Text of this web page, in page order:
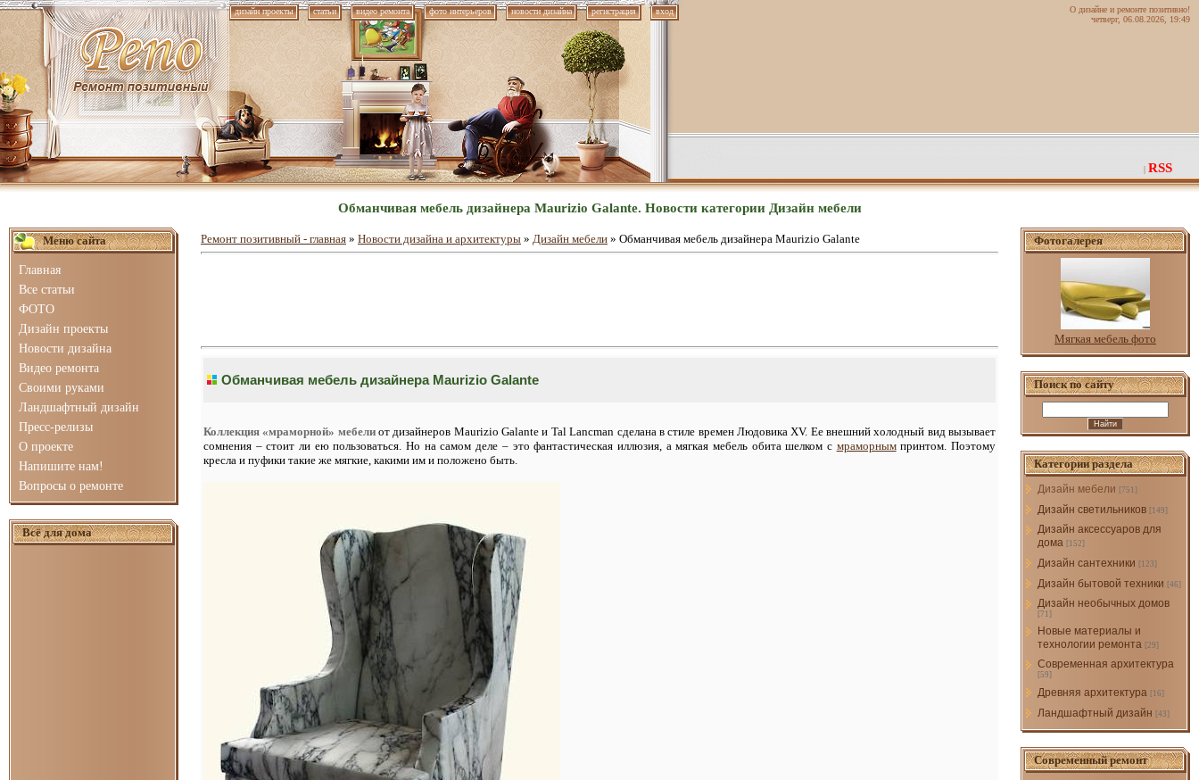
дизайн проекты статьи видео ремонта фото интерьеров новости дизайна регистрация вход
О дизайне и ремонте позитивно!
четверг, 06.08.2026, 19:49
| RSS
Обманчивая мебель дизайнера Maurizio Galante. Новости категории Дизайн мебели
Меню сайта
Главная
Все статьи
ФОТО
Дизайн проекты
Новости дизайна
Видео ремонта
Своими руками
Ландшафтный дизайн
Пресс-релизы
О проекте
Напишите нам!
Вопросы о ремонте
Всё для дома
Ремонт позитивный - главная » Новости дизайна и архитектуры » Дизайн мебели » Обманчивая мебель дизайнера Maurizio Galante
Обманчивая мебель дизайнера Maurizio Galante
Коллекция «мраморной» мебелиот дизайнеров Maurizio Galante и Tal Lancman сделана в стиле времен Людовика XV. Ее внешний холодный вид вызывает
сомнения – стоит ли ею пользоваться. Но на самом деле – это фантастическая иллюзия, а мягкая мебель обита шелком с мраморнымпринтом. Поэтому
кресла и пуфики такие же мягкие, какими им и положено быть.
Фотогалерея
Мягкая мебель фото
Поиск по сайту
Категории раздела
Дизайн мебели [751]
Дизайн светильников [149]
Дизайн аксессуаров для
дома [152]
Дизайн сантехники [123]
Дизайн бытовой техники [46]
Дизайн необычных домов
[71]
Новые материалы и
технологии ремонта [29]
Современная архитектура
[59]
Древняя архитектура [16]
Ландшафтный дизайн [43]
Современный ремонт